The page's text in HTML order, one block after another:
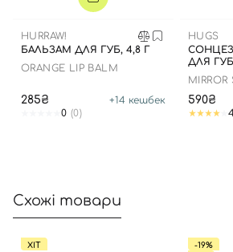
HURRAW!
БАЛЬЗАМ ДЛЯ ГУБ, 4,8 Г
ORANGE LIP BALM
285₴ +14 кешбек
0 (0)
HUGS
ДЛЯ
590₴
Схожі товари
ХІТ
-19%
Відправляючи форму для
приймаєте умовиУгоди користувача
Далі
Увійти за допомогою